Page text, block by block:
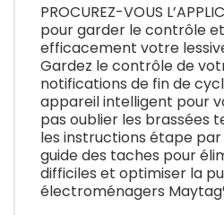
PROCUREZ-VOUS
pour garder le contrôle
efficacement votre
Gardez le contrôle de
notifications de fin de
appareil intelligent pour
pas oublier les brassées
les instructions étape
guide des taches pour
difficiles et optimiser la
électroménagers